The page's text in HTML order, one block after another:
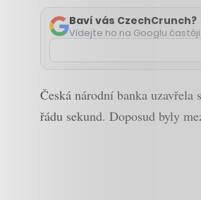
Baví vás CzechCrunch?
Vídejte ho na Googlu častěji.
Česká národní banka
řádu sekund. Doposud byly